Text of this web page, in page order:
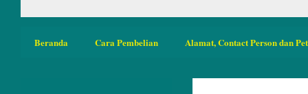
Beranda Cara Pembelian Alamat, Contact Person dan